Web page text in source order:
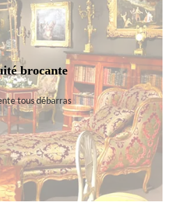
brocante
tous débarras